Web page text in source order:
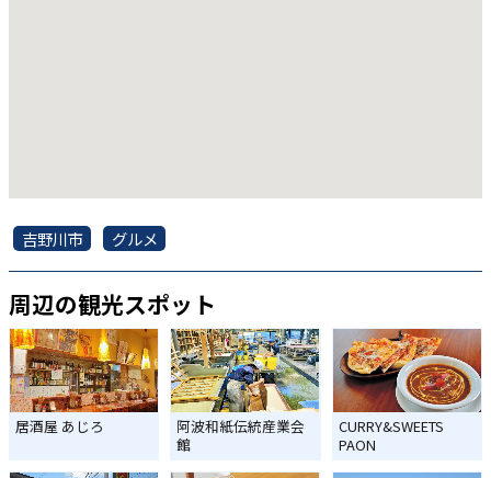
吉野川市 グルメ
周辺の観光スポット
居酒屋 あじろ
阿波和紙伝統産業会
館
CURRY&SWEETS
PAON